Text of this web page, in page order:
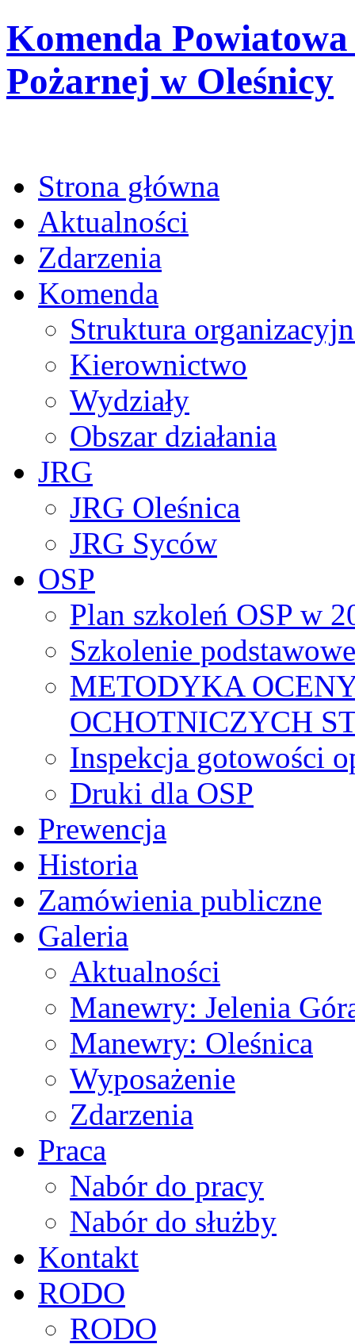
Komenda
Pożarnej w Oleśnicy
Strona główna
Aktualności
Zdarzenia
Komenda
Struktura
Kierownictwo
Wydziały
Obszar działania
JRG
JRG Oleśnica
JRG Syców
OSP
Plan szkoleń OSP w
Szkolenie
METODYKA
OCHOTNICZYCH
Inspekcja gotowości
Druki dla OSP
Prewencja
Historia
Zamówienia publiczne
Galeria
Aktualności
Manewry: Jelenia
Manewry: Oleśnica
Wyposażenie
Zdarzenia
Praca
Nabór do pracy
Nabór do służby
Kontakt
RODO
RODO